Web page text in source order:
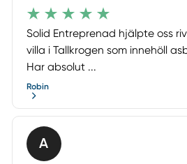
Solid Entreprenad hjälpte oss
villa i Tallkrogen som innehöll
Har absolut ...
Robin
A